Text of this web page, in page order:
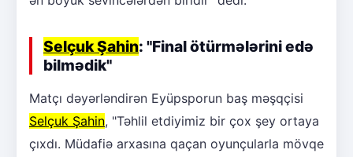
Selçuk Şahin: "Final ötürmələrini edə
bilmədik"
Matçı dəyərləndirən Eyüpsporun baş məşqçisi
Selçuk Şahin, "Təhlil etdiyimiz bir çox şey ortaya
çıxdı. Müdafiə arxasına qaçan oyunçularla mövqe